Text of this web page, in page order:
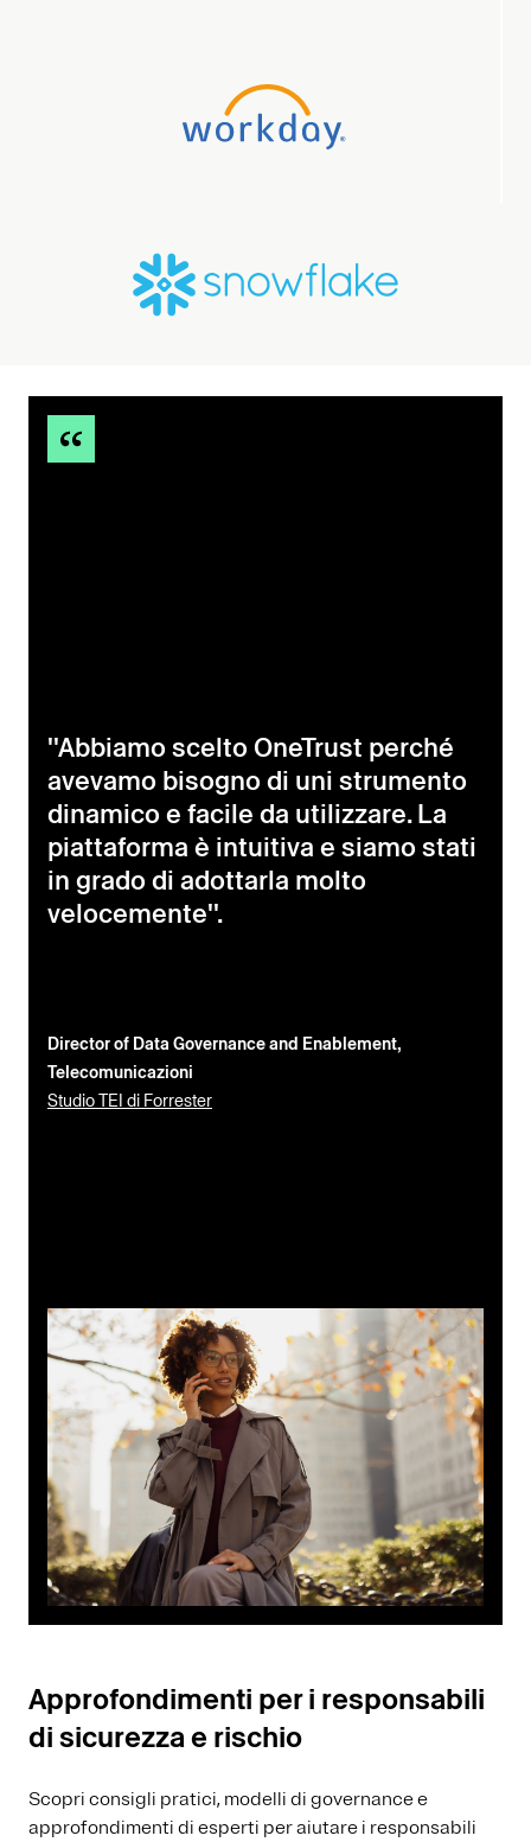
''Abbiamo scelto OneTrust perché
avevamo bisogno di uni strumento
dinamico e facile da utilizzare. La
piattaforma è intuitiva e siamo stati
in grado di adottarla molto
velocemente''.
Director of Data Governance and Enablement,
Telecomunicazioni
Studio TEI di Forrester
Approfondimenti per i responsabili
di sicurezza e rischio
Scopri consigli pratici, modelli di governance e
approfondimenti di esperti per aiutare i responsabili